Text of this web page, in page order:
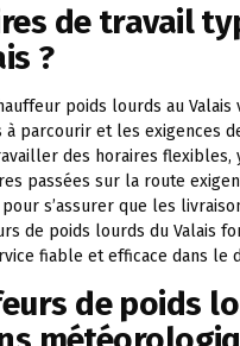
de travail
?
poids lourds au
parcourir et les exigences
des horaires
passées sur la route
s’assurer que les
de poids lourds du Valais
fiable et efficace dans le
de poids